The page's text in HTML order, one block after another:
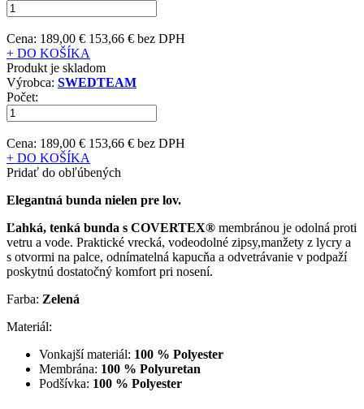
Cena: 189,00 € 153,66 € bez DPH
+ DO KOŠÍKA
Produkt je skladom
Výrobca: SWEDTEAM
Počet:
Cena: 189,00 € 153,66 € bez DPH
+ DO KOŠÍKA
Pridať do obľúbených
Elegantná bunda nielen pre lov.
Ľahká, tenká bunda s COVERTEX® membránou je odolná proti
vetru a vode. Praktické vrecká, vodeodolné zipsy,manžety z lycry a
s otvormi na palce, odnímatelná kapucňa a odvetrávanie v podpaží
poskytnú dostatočný komfort pri nosení.
Farba: Zelená
Materiál:
Vonkajší materiál: 100 % Polyester
Membrána: 100 % Polyuretan
Podšívka: 100 % Polyester